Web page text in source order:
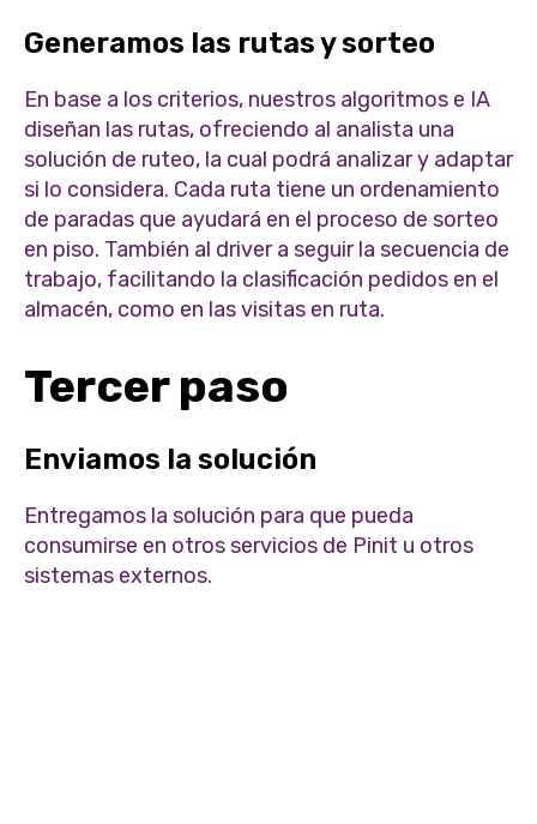
Generamos las rutas y sorteo
En base a los criterios, nuestros algoritmos e IA
diseñan las rutas, ofreciendo al analista una
solución de ruteo, la cual podrá analizar y adaptar
si lo considera. Cada ruta tiene un ordenamiento
de paradas que ayudará en el proceso de sorteo
en piso. También al driver a seguir la secuencia de
trabajo, facilitando la clasificación pedidos en el
almacén, como en las visitas en ruta.
Tercer paso
Enviamos la solución
Entregamos la solución para que pueda
consumirse en otros servicios de Pinit u otros
sistemas externos.